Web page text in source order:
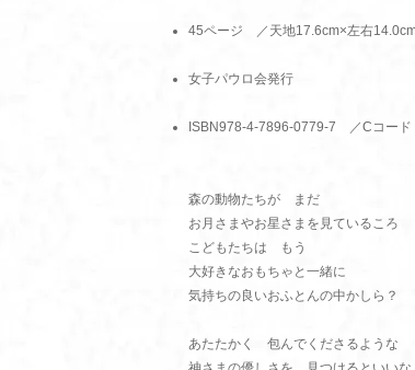
45ページ ／天地17.6cm×左右
女子パウロ会発行
ISBN978-4-7896-0779-7 ／Cコード
森の動物たちが まだ
お月さまやお星さまを見ているころ
こどもたちは もう
大好きなおもちゃと一緒に
気持ちの良いおふとんの中かしら？
あたたかく 包んでくださるような